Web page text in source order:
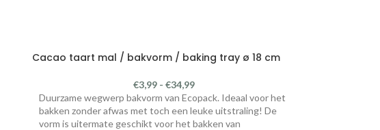
Cacao taart mal / bakvorm / baking tray ø 18 cm
€3,99 - €34,99
Duurzame wegwerp bakvorm van Ecopack. Ideaal voor het
bakken zonder afwas met toch een leuke uitstraling! De
vorm is uitermate geschikt voor het bakken van